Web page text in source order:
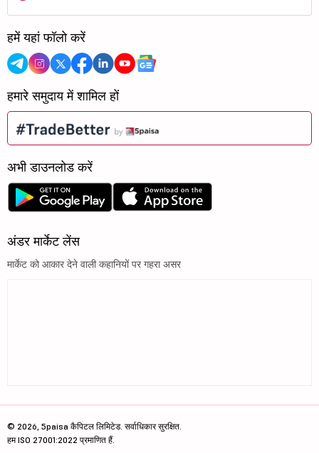
हमें यहां फॉलो करें
हमारे समुदाय में शामिल हों
अभी डाउनलोड करें
अंडर मार्केट लेंस
मार्केट को आकार देने वाली कहानियों पर गहरा असर
© 2026, 5paisa कैपिटल लिमिटेड. सर्वाधिकार सुरक्षित.
हम ISO 27001:2022 प्रमाणित हैं.